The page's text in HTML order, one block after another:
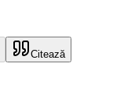
Citează